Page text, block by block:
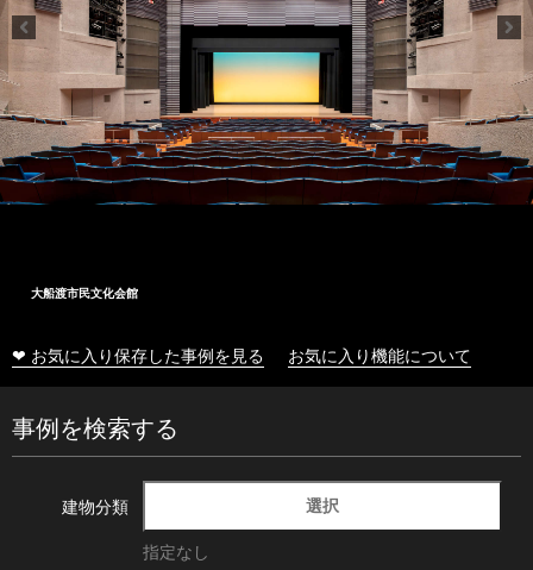
大船渡市民文化会館
❤ お気に入り保存した事例を見る お気に入り機能について
事例を検索する
建物分類 選択
指定なし